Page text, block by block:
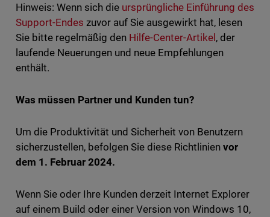
Hinweis: Wenn sich die ursprüngliche Einführung des
Support-Endes zuvor auf Sie ausgewirkt hat, lesen
Sie bitte regelmäßig den Hilfe-Center-Artikel, der
laufende Neuerungen und neue Empfehlungen
enthält.
Was müssen Partner und Kunden tun?
Um die Produktivität und Sicherheit von Benutzern
sicherzustellen, befolgen Sie diese Richtlinienvor
dem 1. Februar 2024.
Wenn Sie oder Ihre Kunden derzeit Internet Explorer
auf einem Build oder einer Version von Windows 10,